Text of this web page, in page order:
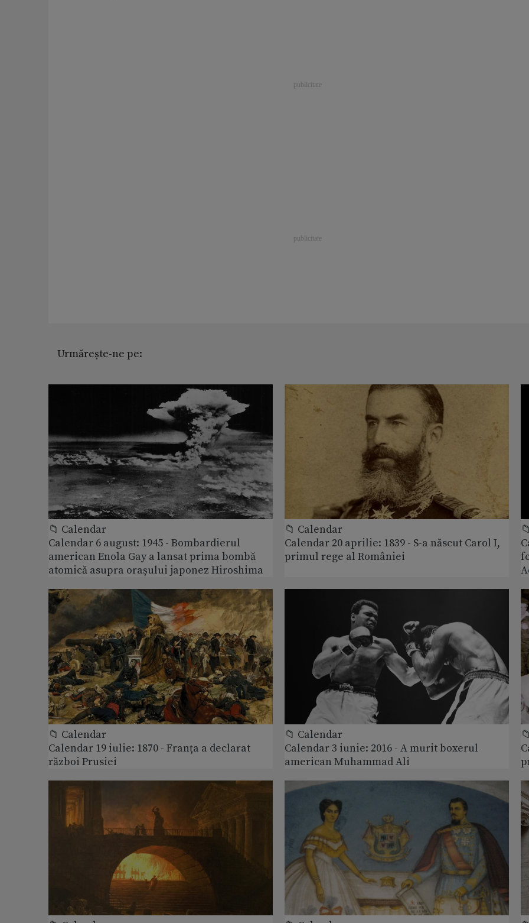
Urmărește-ne pe:
📁 Calendar
Calendar 6 august: 1945 - Bombardierul
american Enola Gay a lansat prima bombă
atomică asupra orașului japonez Hiroshima
📁 Calendar
Calendar 20 aprilie: 1839 - S-a născut Carol I,
primul rege al României
📁 Calendar
Calendar 19 iulie: 1870 - Franța a declarat
război Prusiei
📁 Calendar
Calendar 3 iunie: 2016 - A murit boxerul
american Muhammad Ali